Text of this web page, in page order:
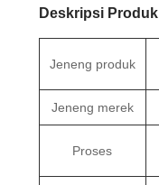
Deskripsi Produk
Jeneng produk
Jeneng merek
Proses